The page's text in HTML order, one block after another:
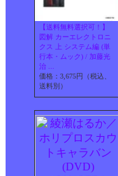
【送料無料選択可！】
図解 カーエレクトロニ
クス 上 システム編 (単
行本・ムック) / 加藤光
治 ...
価格：3,675円（税込、
送料別）